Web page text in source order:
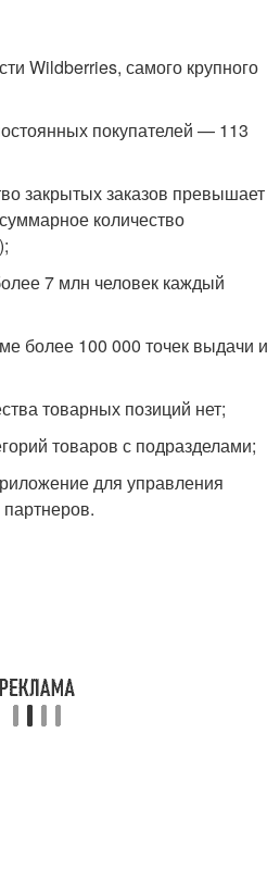
Wildberries, самого крупного
покупателей — 113
закрытых заказов превышает
количество
7 млн человек каждый
более 100 000 точек выдачи и
товарных позиций нет;
товаров с подразделами;
для управления